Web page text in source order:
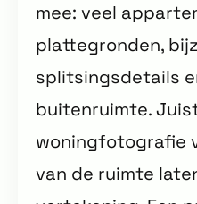
mee: veel
plattegronden,
splitsingsdetails
buitenruimte.
woningfotografie
van de ruimte